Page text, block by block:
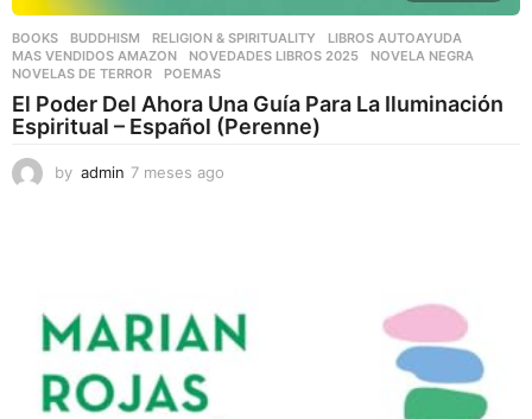
BOOKS ,BUDDHISM ,RELIGION & SPIRITUALITY LIBROS AUTOAYUDA
MAS VENDIDOS AMAZON
,NOVEDADES LIBROS 2025 ,NOVELA NEGRA
NOVELAS DE TERROR
,POEMAS
El Poder Del Ahora Una Guía Para La Iluminación
Espiritual – Español (Perenne)
by admin 7 meses ago
g